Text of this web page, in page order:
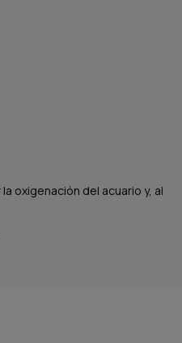
oxigenación del acuario y, al